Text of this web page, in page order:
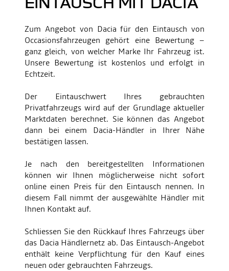
Zum Angebot von Dacia für den Eintausch von
Occasionsfahrzeugen gehört eine Bewertung –
ganz gleich, von welcher Marke Ihr Fahrzeug ist.
Unsere Bewertung ist kostenlos und erfolgt in
Echtzeit.
Der Eintauschwert Ihres gebrauchten
Privatfahrzeugs wird auf der Grundlage aktueller
Marktdaten berechnet. Sie können das Angebot
dann bei einem Dacia-Händler in Ihrer Nähe
bestätigen lassen.
​Je nach den bereitgestellten Informationen
können wir Ihnen möglicherweise nicht sofort
online einen Preis für den Eintausch nennen. In
diesem Fall nimmt der ausgewählte Händler mit
Ihnen Kontakt auf.
Schliessen Sie den Rückkauf Ihres Fahrzeugs über
das Dacia Händlernetz ab. Das Eintausch-Angebot
enthält keine Verpflichtung für den Kauf eines
neuen oder gebrauchten Fahrzeugs.